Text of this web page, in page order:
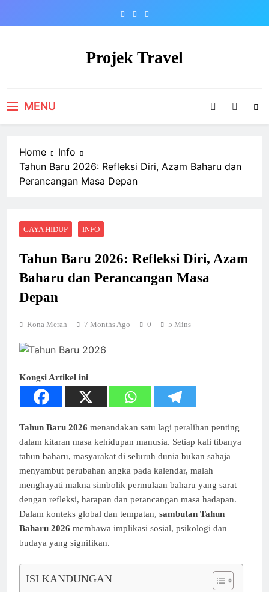
Projek Travel
MENU
Home
Info
Tahun Baru 2026: Refleksi Diri, Azam Baharu dan
Perancangan Masa Depan
GAYA HIDUP INFO
Tahun Baru 2026: Refleksi Diri, Azam
Baharu dan Perancangan Masa
Depan
Rona Merah 7 Months Ago 0 5 Mins
Kongsi Artikel ini
Tahun Baru 2026 menandakan satu lagi peralihan penting
dalam kitaran masa kehidupan manusia. Setiap kali tibanya
tahun baharu, masyarakat di seluruh dunia bukan sahaja
menyambut perubahan angka pada kalendar, malah
menghayati makna simbolik permulaan baharu yang sarat
dengan refleksi, harapan dan perancangan masa hadapan.
Dalam konteks global dan tempatan, sambutan Tahun
Baharu 2026 membawa implikasi sosial, psikologi dan
budaya yang signifikan.
ISI KANDUNGAN